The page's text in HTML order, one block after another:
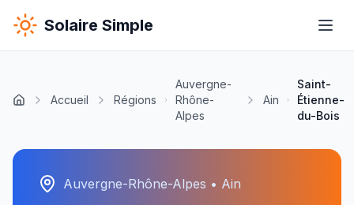
Solaire Simple
Accueil Régions
Auvergne-
Rhône-
Alpes
Ain
Saint-
Étienne-
du-Bois
Auvergne-Rhône-Alpes • Ain